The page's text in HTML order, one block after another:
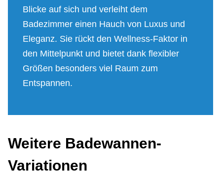
Blicke auf sich und verleiht dem
Badezimmer einen Hauch von Luxus und
Eleganz. Sie rückt den Wellness-Faktor in
den Mittelpunkt und bietet dank flexibler
Größen besonders viel Raum zum
Entspannen.
Weitere Badewannen-
Variationen